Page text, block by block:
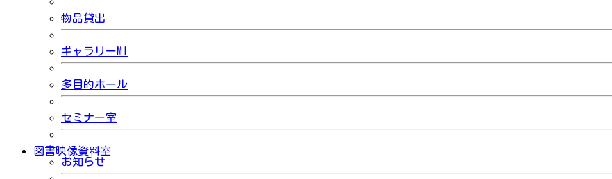
物品貸出
ギャラリーMI
多目的ホール
セミナー室
図書映像資料室
お知らせ